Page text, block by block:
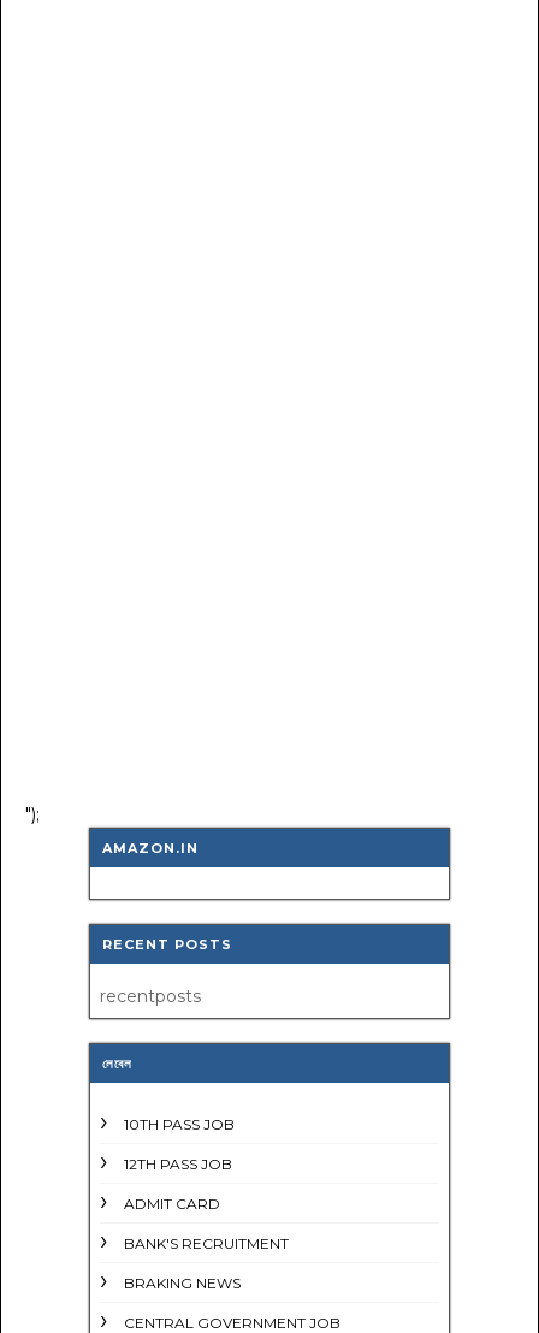
");
AMAZON.IN
RECENT POSTS
recentposts
লেবেল
10TH PASS JOB
12TH PASS JOB
ADMIT CARD
BANK'S RECRUITMENT
BRAKING NEWS
CENTRAL GOVERNMENT JOB